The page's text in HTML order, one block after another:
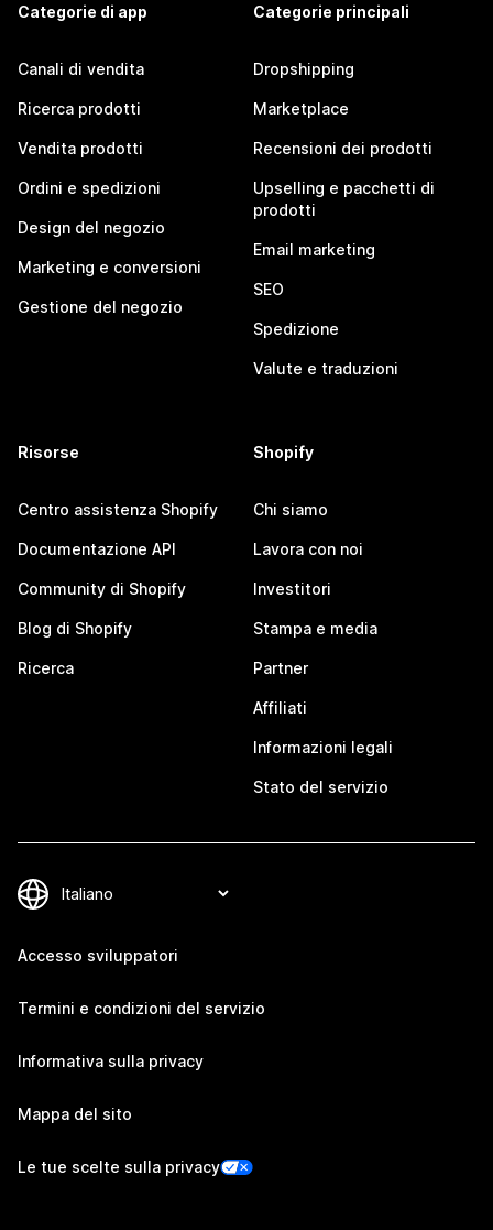
Categorie di app
Canali di vendita
Ricerca prodotti
Vendita prodotti
Ordini e spedizioni
Design del negozio
Marketing e conversioni
Gestione del negozio
Categorie principali
Dropshipping
Marketplace
Recensioni dei prodotti
Upselling e pacchetti di
prodotti
Email marketing
SEO
Spedizione
Valute e traduzioni
Risorse
Centro assistenza Shopify
Documentazione API
Community di Shopify
Blog di Shopify
Ricerca
Shopify
Chi siamo
Lavora con noi
Investitori
Stampa e media
Partner
Affiliati
Informazioni legali
Stato del servizio
Accesso sviluppatori
Termini e condizioni del servizio
Informativa sulla privacy
Mappa del sito
Le tue scelte sulla privacy